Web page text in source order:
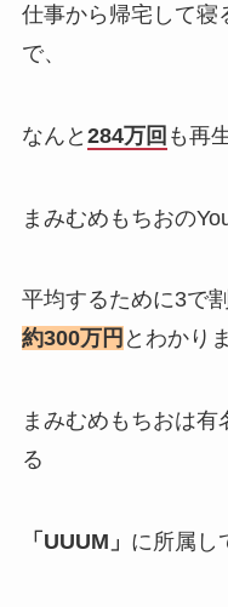
仕事から帰宅して寝
で、
なんと 284万回 も再
まみむめもちおの
平均するために3で
約300万円 とわかり
まみむめもちおは有
る
「UUUM」 に所属し